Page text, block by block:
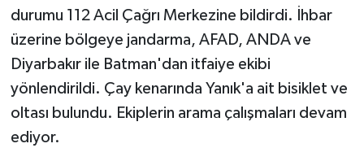
durumu 112 Acil Çağrı Merkezine bildirdi. İhbar
üzerine bölgeye jandarma, AFAD, ANDA ve
Diyarbakır ile Batman'dan itfaiye ekibi
yönlendirildi. Çay kenarında Yanık'a ait bisiklet ve
oltası bulundu. Ekiplerin arama çalışmaları devam
ediyor.